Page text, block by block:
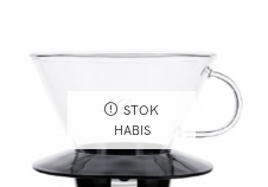
STOK
HABIS